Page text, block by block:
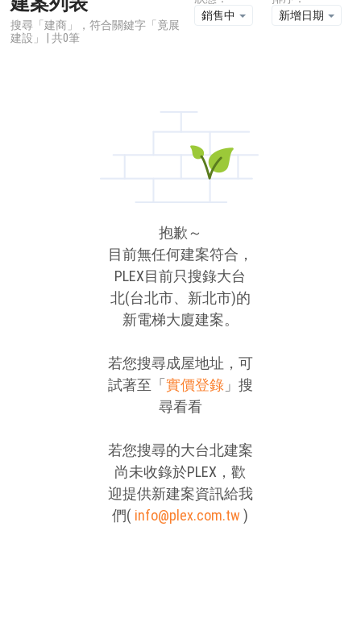
搜尋「建商」，符合關鍵字「竟展
建設」 | 共0筆
銷售中
新增日期
抱歉～
目前無任何建案符合，
PLEX目前只搜錄大台
北(台北市、新北市)的
新電梯大廈建案。
若您搜尋成屋地址，可
試著至「 實價登錄」搜
尋看看
若您搜尋的大台北建案
尚未收錄於PLEX，歡
迎提供新建案資訊給我
們( info@plex.com.tw)